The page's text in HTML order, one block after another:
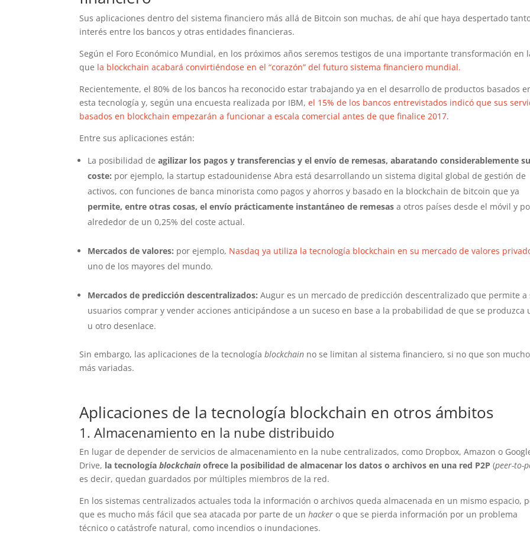
Sus aplicaciones dentro del sistema financiero más allá de Bitcoin son muchas, de ahí que haya despertado
interés entre los bancos y otras entidades financieras.
Según el Foro Económico Mundial, en los próximos años seremos testigos de una importante transformación en
que la blockchain acabará convirtiéndose en el “corazón” del futuro sistema financiero mundial.
Recientemente, el 80% de los bancos ha reconocido estar trabajando ya en el desarrollo de productos basados
esta tecnología y, según una encuesta realizada por IBM,el 15% de los bancos entrevistados indicó que sus
basados en blockchain empezarán a funcionar a escala comercial antes de que finalice 2017.
Entre sus aplicaciones están:
La posibilidad deagilizar los pagos y transferencias y el envío de remesas, abaratando considerablemente su
coste: por ejemplo, la startup estadounidense Abra está desarrollando un sistema digital global de gestión de
activos, con funciones de banca minorista como pagos y ahorros y basado en la blockchain de bitcoin que ya
permite, entre otras cosas, el envío prácticamente instantáneo de remesas a otros países desde el móvil y
alrededor de un 0,25% del coste actual.
Mercados de valores: por ejemplo, Nasdaq ya utiliza la tecnología blockchain en su mercado de valores
uno de los mayores del mundo.
Mercados de predicción descentralizados: Augur es un mercado de predicción descentralizado que permite a
usuarios comprar y vender acciones anticipándose a un suceso en base a la probabilidad de que se produzca
u otro desenlace.
Sin embargo, las aplicaciones de la tecnologíablockchain no se limitan al sistema financiero, si no que son mucho
más variadas.
Aplicaciones de la tecnología blockchain en otros ámbitos
1. Almacenamiento en la nube distribuido
En lugar de depender de servicios de almacenamiento en la nube centralizados, como Dropbox, Amazon o
Drive, la tecnologíablockchain ofrece la posibilidad de almacenar los datos o archivos en una red P2P (peer-to-
es decir, quedan guardados por múltiples miembros de la red.
En los sistemas centralizados actuales toda la información o archivos queda almacenada en un mismo espacio,
que es mucho más fácil que sea atacada por parte de unhacker o que se pierda información por un problema
técnico o catástrofe natural, como incendios o inundaciones.